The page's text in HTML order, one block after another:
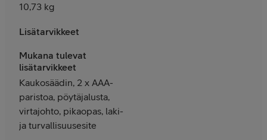
10,73 kg
Lisätarvikkeet
Mukana tulevat
lisätarvikkeet
Kaukosäädin, 2 x AAA-
paristoa, pöytäjalusta,
virtajohto, pikaopas, laki-
ja turvallisuusesite